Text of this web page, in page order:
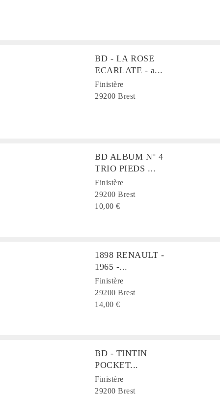
BD - LA ROSE
ECARLATE - a...
Finistère
29200 Brest
BD ALBUM N° 4
TRIO PIEDS ...
Finistère
29200 Brest
10,00 €
1898 RENAULT -
1965 -...
Finistère
29200 Brest
14,00 €
BD - TINTIN
POCKET...
Finistère
29200 Brest